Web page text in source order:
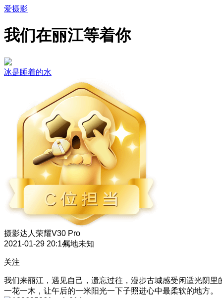
爱摄影
我们在丽江等着你
冰是睡着的水
摄影达人 荣耀V30 Pro
2021-01-29 20:14属地未知
关注
我们来丽江，遇见自己，遗忘过往，漫步古城感受闲适光阴里
一花一木，让午后的一米阳光一下子照进心中最柔软的地方。